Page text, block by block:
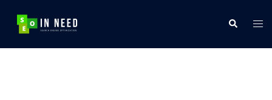
content
Search